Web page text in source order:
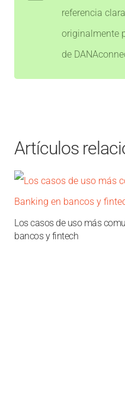
referencia
originalmente
de
Artículos
Los casos de uso más
bancos y fintech